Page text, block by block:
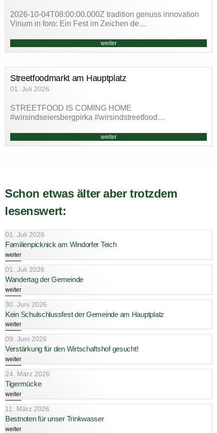
2026-10-04T08:00:00.000Z tradition genuss innovation
Vinum in foro: Ein Fest im Zeichen de…
weiter
Streetfoodmarkt am Hauptplatz
01. Juli 2026
STREETFOOD IS COMING HOME
#wirsindseiersbergpirka #wirsindstreetfood…
weiter
Schon etwas älter aber trotzdem
lesenswert:
01. Juli 2026
Familienpicknick am Windorfer Teich
weiter
01. Juli 2026
Wandertag der Gemeinde
weiter
30. Juni 2026
Kein Schulschlussfest der Gemeinde am Hauptplatz
weiter
09. Juni 2026
Verstärkung für den Wirtschaftshof gesucht!
weiter
24. März 2026
Tigermücke
weiter
11. März 2026
Bestnoten für unser Trinkwasser
weiter